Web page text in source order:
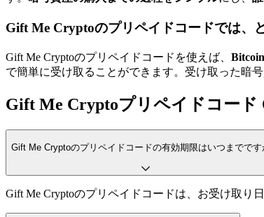
Gift Me Cryptoのプリペイドコードでは、
Gift Me Cryptoのプリペイドコードを使えば、
で簡単に受け取ることができます。受け取った暗
Gift Me Cryptoプリペイドコード
Gift Me Cryptoのプリペイドコードの有効期限はいつまでです
Gift Me Cryptoのプリペイドコードは、お受け取り